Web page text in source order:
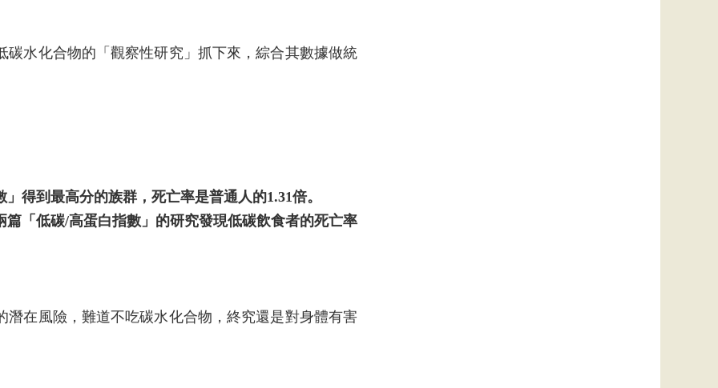
碳水化合物的「觀察性研究」抓下來，綜合其數據做統
得到最高分的族群，死亡率是普通人的1.31倍。
「低碳/高蛋白指數」的研究發現低碳飲食者的死亡率
在風險，難道不吃碳水化合物，終究還是對身體有害